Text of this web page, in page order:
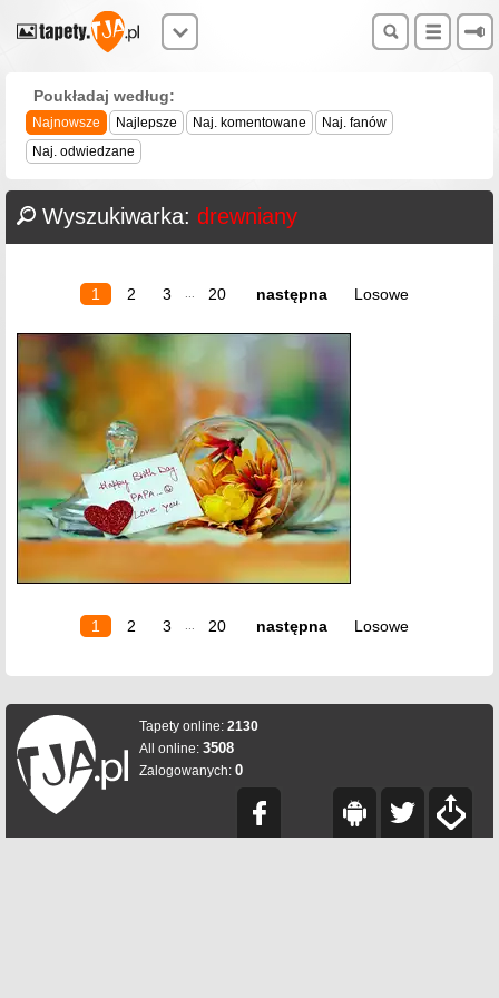
Poukładaj według:
Najnowsze Najlepsze Naj. komentowane
Naj. fanów
Naj. odwiedzane
Wyszukiwarka: drewniany
1 2 3 20 następna Losowe
1 2 3 20 następna Losowe
Tapety online: 2130
All online: 3508
Zalogowanych: 0